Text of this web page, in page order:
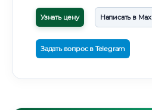
Узнать цену Написать в Max
Задать вопрос в Telegram